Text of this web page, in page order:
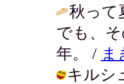
秋って
でも、
年。 / ま
キルシ